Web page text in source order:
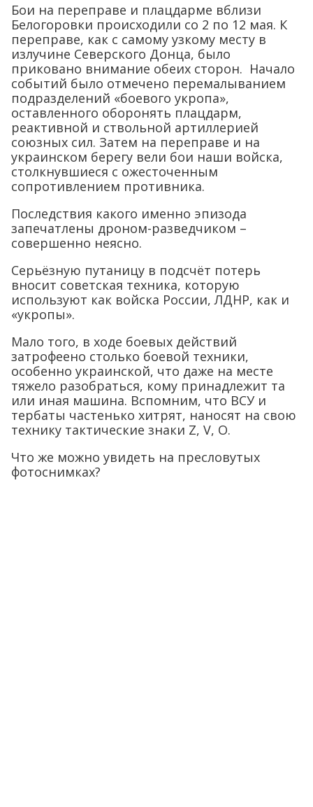
Бои на переправе и плацдарме вблизи
Белогоровки происходили со 2 по 12 мая. К
переправе, как с самому узкому месту в
излучине Северского Донца, было
приковано внимание обеих сторон. Начало
событий было отмечено перемалыванием
подразделений «боевого укропа»,
оставленного оборонять плацдарм,
реактивной и ствольной артиллерией
союзных сил. Затем на переправе и на
украинском берегу вели бои наши войска,
столкнувшиеся с ожесточенным
сопротивлением противника.
Последствия какого именно эпизода
запечатлены дроном-разведчиком –
совершенно неясно.
Серьёзную путаницу в подсчёт потерь
вносит советская техника, которую
используют как войска России, ЛДНР, как и
«укропы».
Мало того, в ходе боевых действий
затрофеено столько боевой техники,
особенно украинской, что даже на месте
тяжело разобраться, кому принадлежит та
или иная машина. Вспомним, что ВСУ и
тербаты частенько хитрят, наносят на свою
технику тактические знаки Z, V, O.
Что же можно увидеть на пресловутых
фотоснимках?